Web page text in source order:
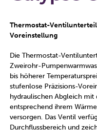
Thermostat-
Voreinstellung
Die Thermostat-
Zweirohr-
bis höherer
stufenlose Präzisions-
hydraulischen Abgleich
entsprechend ihrem
versorgen. Das Ventil
Durchflussbereich und